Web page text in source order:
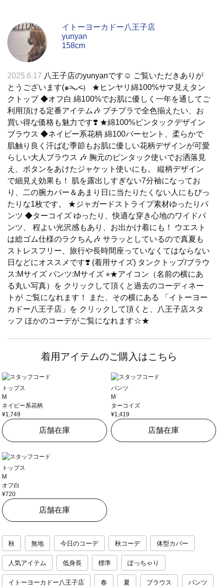
イトーヨーカドー八王子店
yunyan
158cm
2025.6.17 八王子店のyunyanです☺︎ ご覧いただきありが
とうございます(๑˃̵ᴗ˂̵） ★ヒンヤリ綿100%サマ見えタン
クトップ ◆オフ白 綿100%でお肌に優しく一年を通してご
利用頂ける定番アイテム🎶 プチプラで全色揃えたい、お
買い得な価格も魅力です❣️ ★綿100%ピンタックデザイン
ブラウス ◆ネイビー系花柄 綿100パーセント、柔らかで
肌触り良く汗ばむ季節もお肌に優しい花柄デザインが可愛
らしい大人ブラウス 🎶 胸元のピンタック使いでお洒落見
え、ボタンをあけたジャケット使いにも。 縦柄デザイン
で細見え効果も！ 肌を露出しすぎない7分袖になってお
り、二の腕カバー＆あまり日に当たりたくない人にもぴっ
たりな1枚です。 ★ジャガードストライプ素材ゆったりパ
ンツ ◆ターコイズ ゆったり、快適な穿き心地のワイドパ
ンツ、 程よい光沢感もあり、お出かけ着にも！ ウエスト
は総ゴム仕様のラクちん🎶 サラッとしているので真夏も
ストレスフリー、旅行や長時間座っていなくてはならない
日などにオススメです❣️ (着用サイズ) タンクトップ/ブラウ
ス:Mサイズ パンツ:Mサイズ ⭐︎★アイコン（名前の横にあ
る丸い写真）を クリックして頂くと過去のコーディネー
トが ご覧になれます！ また、その横にある 「イトーヨー
カドー八王子店」を クリックして頂くと、八王子店スタ
ッフ ほかのコーデがご覧になれます☆★
着用アイテムのご購入はこちら
トップス
M
ネイビー系花柄
¥1,749
店舗在庫
パンツ
M
ターコイズ
¥1,419
店舗在庫
トップス
M
オフ白
¥720
店舗在庫
秋 無地 今日のコーデ 秋コーデ 体型カバー
人気アイテム 低身長 標準 ぽっちゃり
イトーヨーカドー八王子店 春 夏 ブラウス パンツ